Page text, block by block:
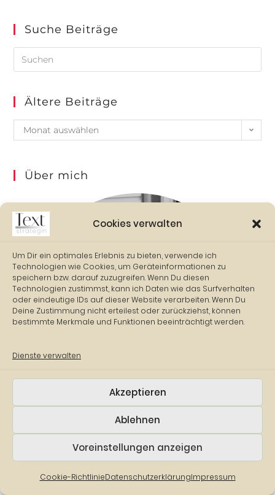
Cookies verwalten
Um Dir ein optimales Erlebnis zu bieten, verwende ich
Technologien wie Cookies, um Geräteinformationen zu
speichern bzw. darauf zuzugreifen. Wenn Du diesen
Technologien zustimmst, kann ich Daten wie das Surfverhalten
oder eindeutige IDs auf dieser Website verarbeiten. Wenn Du
Deine Zustimmung nicht erteilest oder zurückziehst, können
bestimmte Merkmale und Funktionen beeinträchtigt werden.
Dienste verwalten
Akzeptieren
Ablehnen
Voreinstellungen anzeigen
Cookie-RichtlinieDatenschutzerklärungImpressum
Suche Beiträge
Ältere Beiträge
Monat auswählen
Über mich